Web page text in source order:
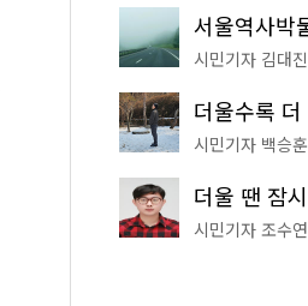
시민기자 김대진
시민기자 백승훈
시민기자 조수연